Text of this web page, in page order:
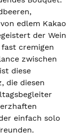
edlem Kakao
der Wein
cremigen
zwischen
diese
die diesen
einfach solo